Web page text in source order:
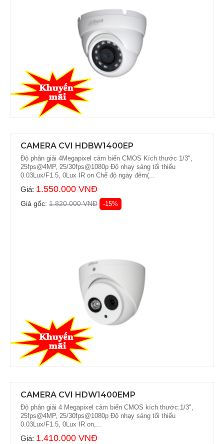
CAMERA CVI HDBW1400EP
Độ phân giải 4Megapixel cảm biến CMOS Kích thước 1/3",
25fps@4MP, 25/30fps@1080p Độ nhạy sáng tối thiểu
0.03Lux/F1.5, 0Lux IR on Chế độ ngày đêm(...
Giá: 1.550.000 VNĐ
Giá gốc: 1.820.000 VNĐ -15%
CAMERA CVI HDW1400EMP
Độ phân giải 4 Megapixel cảm biến CMOS kích thước:1/3",
25fps@4MP, 25/30fps@1080p Độ nhạy sáng tối thiểu
0.03Lux/F1.5, 0Lux IR on,...
Giá: 1.410.000 VNĐ